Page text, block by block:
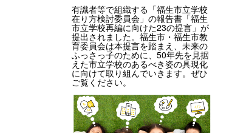
有識者等で組織する「福生市立学校
在り方検討委員会」の報告書「福生
市立学校再編に向けた23の提言」が
提出されました。福生市・福生市教
育委員会は本提言を踏まえ、未来の
ふっさっ子のために、50年先を見据
えた市立学校のあるべき姿の具現化
に向けて取り組んでいきます。ぜひ
ご覧ください。